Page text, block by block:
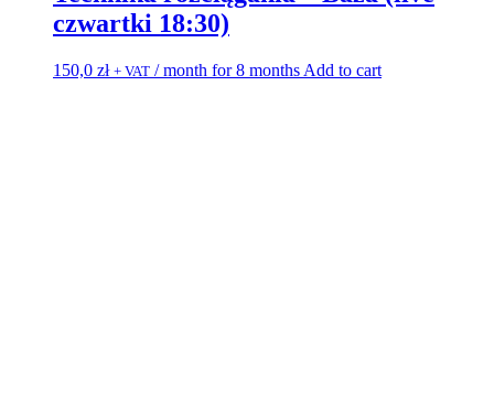
czwartki 18:30)
150,0 zł + VAT / month for 8 months Add to cart